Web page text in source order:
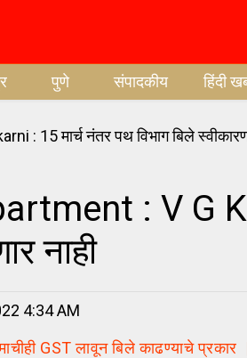
पुणे संपादकीय हिंदी
: V G
नाही
4:34 AM
GST लावून बिले काढण्याचे